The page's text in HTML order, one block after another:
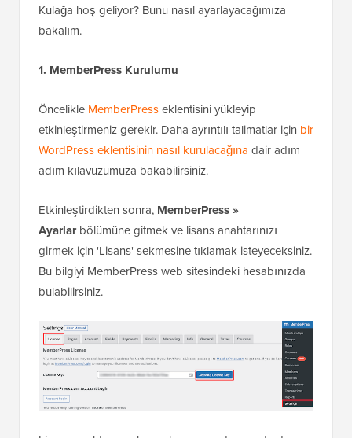
Kulağa hoş geliyor? Bunu nasıl ayarlayacağımıza
bakalım.
1. MemberPress Kurulumu
Öncelikle MemberPresseklentisini yükleyip
etkinleştirmeniz gerekir. Daha ayrıntılı talimatlar için bir
WordPress eklentisinin nasıl kurulacağına dair adım
adım kılavuzumuza bakabilirsiniz.
Etkinleştirdikten sonra, MemberPress »
Ayarlarbölümüne gitmek ve lisans anahtarınızı
girmek için 'Lisans' sekmesine tıklamak isteyeceksiniz.
Bu bilgiyi MemberPress web sitesindeki hesabınızda
bulabilirsiniz.